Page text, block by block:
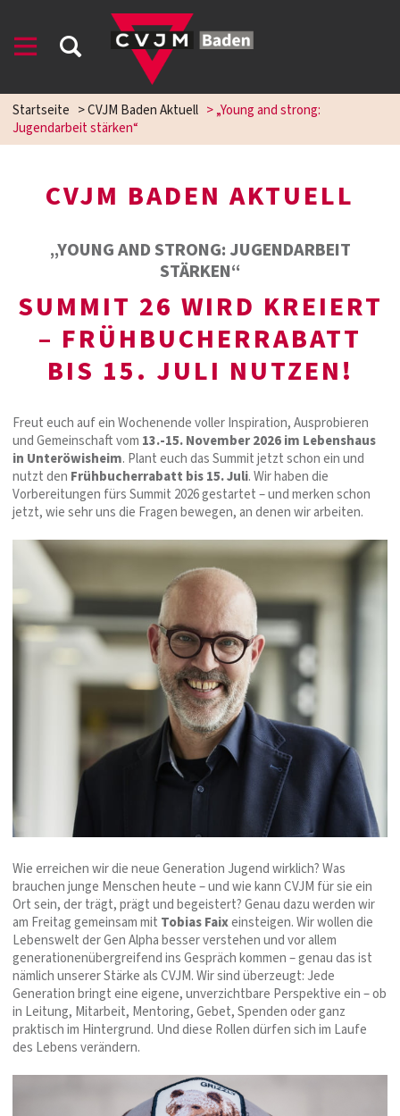
Startseite >CVJM Baden Aktuell >„Young and strong:
Jugendarbeit stärken“
CVJM BADEN AKTUELL
„YOUNG AND STRONG: JUGENDARBEIT
STÄRKEN“
SUMMIT 26 WIRD KREIERT
– FRÜHBUCHERRABATT
BIS 15. JULI NUTZEN!
Freut euch auf ein Wochenende voller Inspiration, Ausprobieren
und Gemeinschaft vom 13.-15. November 2026 im Lebenshaus
in Unteröwisheim. Plant euch das Summit jetzt schon ein und
nutzt den Frühbucherrabatt bis 15. Juli. Wir haben die
Vorbereitungen fürs Summit 2026 gestartet – und merken schon
jetzt, wie sehr uns die Fragen bewegen, an denen wir arbeiten.
Wie erreichen wir die neue Generation Jugend wirklich? Was
brauchen junge Menschen heute – und wie kann CVJM für sie ein
Ort sein, der trägt, prägt und begeistert? Genau dazu werden wir
am Freitag gemeinsam mit Tobias Faixeinsteigen. Wir wollen die
Lebenswelt der Gen Alpha besser verstehen und vor allem
generationenübergreifend ins Gespräch kommen – genau das ist
nämlich unserer Stärke als CVJM. Wir sind überzeugt: Jede
Generation bringt eine eigene, unverzichtbare Perspektive ein – ob
in Leitung, Mitarbeit, Mentoring, Gebet, Spenden oder ganz
praktisch im Hintergrund. Und diese Rollen dürfen sich im Laufe
des Lebens verändern.